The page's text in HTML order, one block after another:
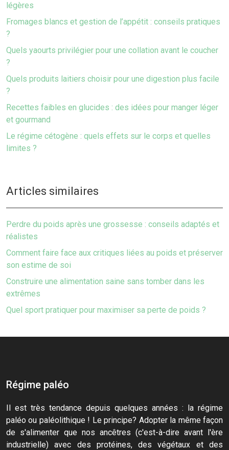
légères
Fromages blancs et gestion de l’appétit : conseils pratiques
?
Quels yaourts privilégier pour une collation avant le coucher
?
Quels produits laitiers choisir pour une digestion plus facile
?
Recettes faibles en glucides : des idées pour manger léger
et gourmand
Le régime cétogène : quels effets sur le corps et quelles
limites ?
Articles similaires
Perdre du poids après une grossesse : conseils adaptés et
réalistes
Comment faire face aux critiques liées au poids et préserver
son estime de soi
Construire une alimentation saine sans tomber dans les
extrêmes
Quel sport pratiquer pour maximiser sa perte de poids ?
Régime paléo
Il est très tendance depuis quelques années : la régime
paléo ou paléolithique ! Le principe? Adopter la même façon
de s'alimenter que nos ancêtres (c'est-à-dire avant l'ère
industrielle) avec des protéines, des végétaux et des